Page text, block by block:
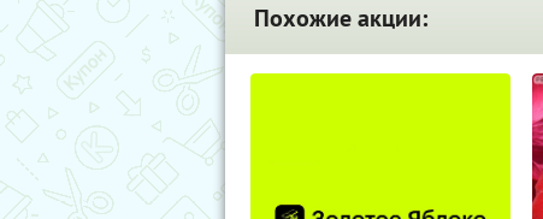
Похожие акции: